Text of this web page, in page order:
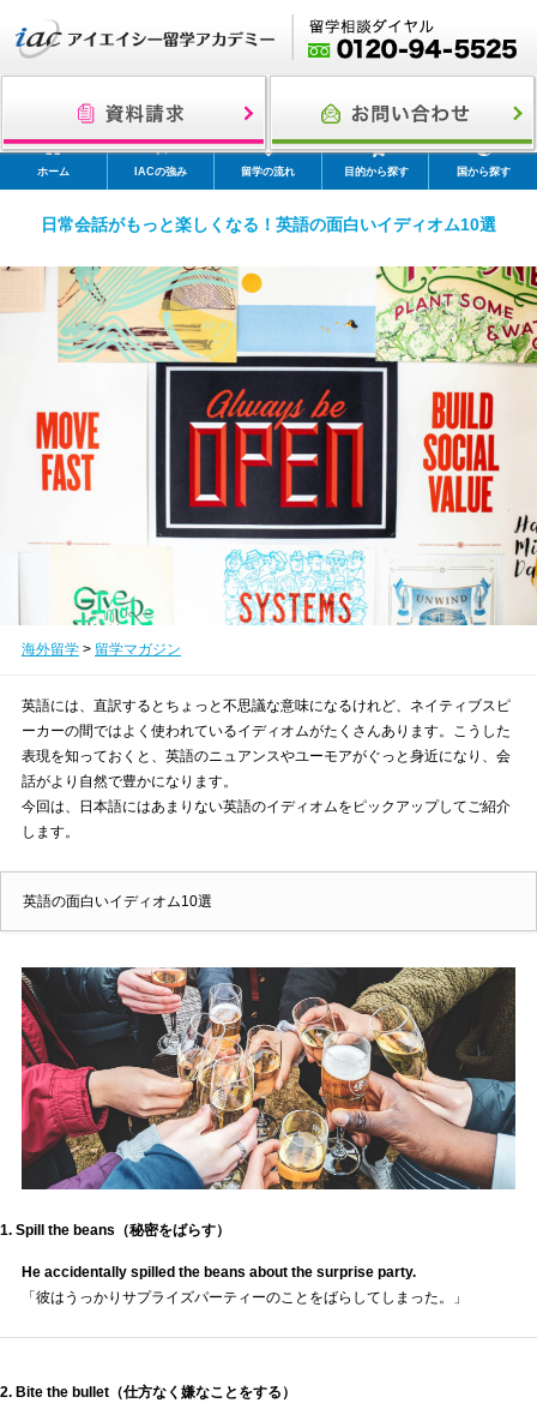
ホーム IACの強み 留学の流れ 目的から探す 国から探す
日常会話がもっと楽しくなる！英語の面白いイディオム10選
海外留学> 留学マガジン
英語には、直訳するとちょっと不思議な意味になるけれど、ネイティブスピ
ーカーの間ではよく使われているイディオムがたくさんあります。こうした
表現を知っておくと、英語のニュアンスやユーモアがぐっと身近になり、会
話がより自然で豊かになります。
今回は、日本語にはあまりない英語のイディオムをピックアップしてご紹介
します。
英語の面白いイディオム10選
1. Spill the beans（秘密をばらす）
He accidentally spilled the beans about the surprise party.
「彼はうっかりサプライズパーティーのことをばらしてしまった。」
2. Bite the bullet（仕方なく嫌なことをする）